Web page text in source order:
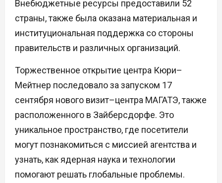
Внебюджетные ресурсы предоставили 52
страны, также была оказана материальная и
институциональная поддержка со стороны
правительств и различных организаций.
Торжественное открытие центра Кюри–
Мейтнер последовало за запуском 17
сентября нового визит–центра МАГАТЭ, также
расположенного в Зайберсдорфе. Это
уникальное пространство, где посетители
могут познакомиться с миссией агентства и
узнать, как ядерная наука и технологии
помогают решать глобальные проблемы.